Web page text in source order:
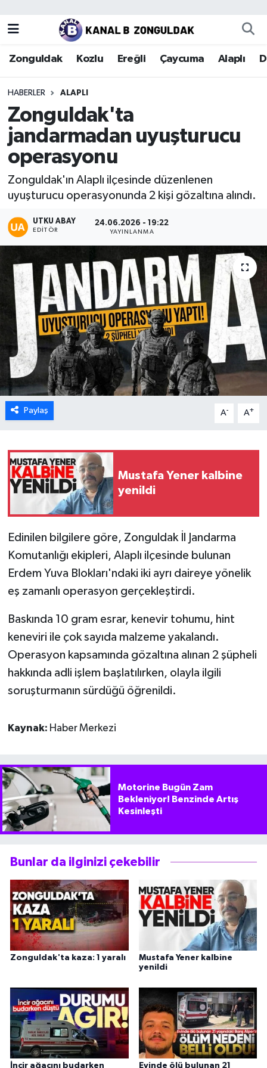
Zonguldak Kozlu Ereğli Çaycuma Alaplı
HABERLER ALAPLI
Zonguldak'ta
jandarmadan uyuşturucu
operasyonu
Zonguldak'ın Alaplı ilçesinde düzenlenen
uyuşturucu operasyonunda 2 kişi gözaltına alındı.
UTKU ABAY
EDITÖR
24.06.2026 - 19:22
YAYINLANMA
Paylaş A- A+
Mustafa Yener kalbine
yenildi
Edinilen bilgilere göre, Zonguldak İl Jandarma
Komutanlığı ekipleri, Alaplı ilçesinde bulunan
Erdem Yuva Blokları'ndaki iki ayrı daireye yönelik
eş zamanlı operasyon gerçekleştirdi.
Baskında 10 gram esrar, kenevir tohumu, hint
keneviri ile çok sayıda malzeme yakalandı.
Operasyon kapsamında gözaltına alınan 2 şüpheli
hakkında adli işlem başlatılırken, olayla ilgili
soruşturmanın sürdüğü öğrenildi.
Kaynak: Haber Merkezi
Motorine Bugün Zam
Bekleniyor! Benzinde Artış
Kesinleşti
Bunlar da ilginizi çekebilir
Zonguldak'ta kaza: 1 yaralı
Mustafa Yener kalbine
yenildi
İncir ağacını budarken Evinde ölü bulunan 21
Zonguldak
Kozlu
Çaycuma
Alaplı
Devrek
Gökçebey
Karabük
Spor
Ulusal
Zonguldak Nöbetçi Eczaneler
Zonguldak Hava Durumu
Zonguldak Trafik Yoğunluk Haritası
Puan Durumu ve Fikstür
Tüm Manşetler
Son Dakika Haberleri
Haber Arşivi